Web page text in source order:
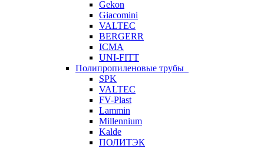
Gekon
Giacomini
VALTEC
BERGERR
ICMA
UNI-FITT
Полипропиленовые трубы
SPK
VALTEC
FV-Plast
Lammin
Millennium
Kalde
ПОЛИТЭК